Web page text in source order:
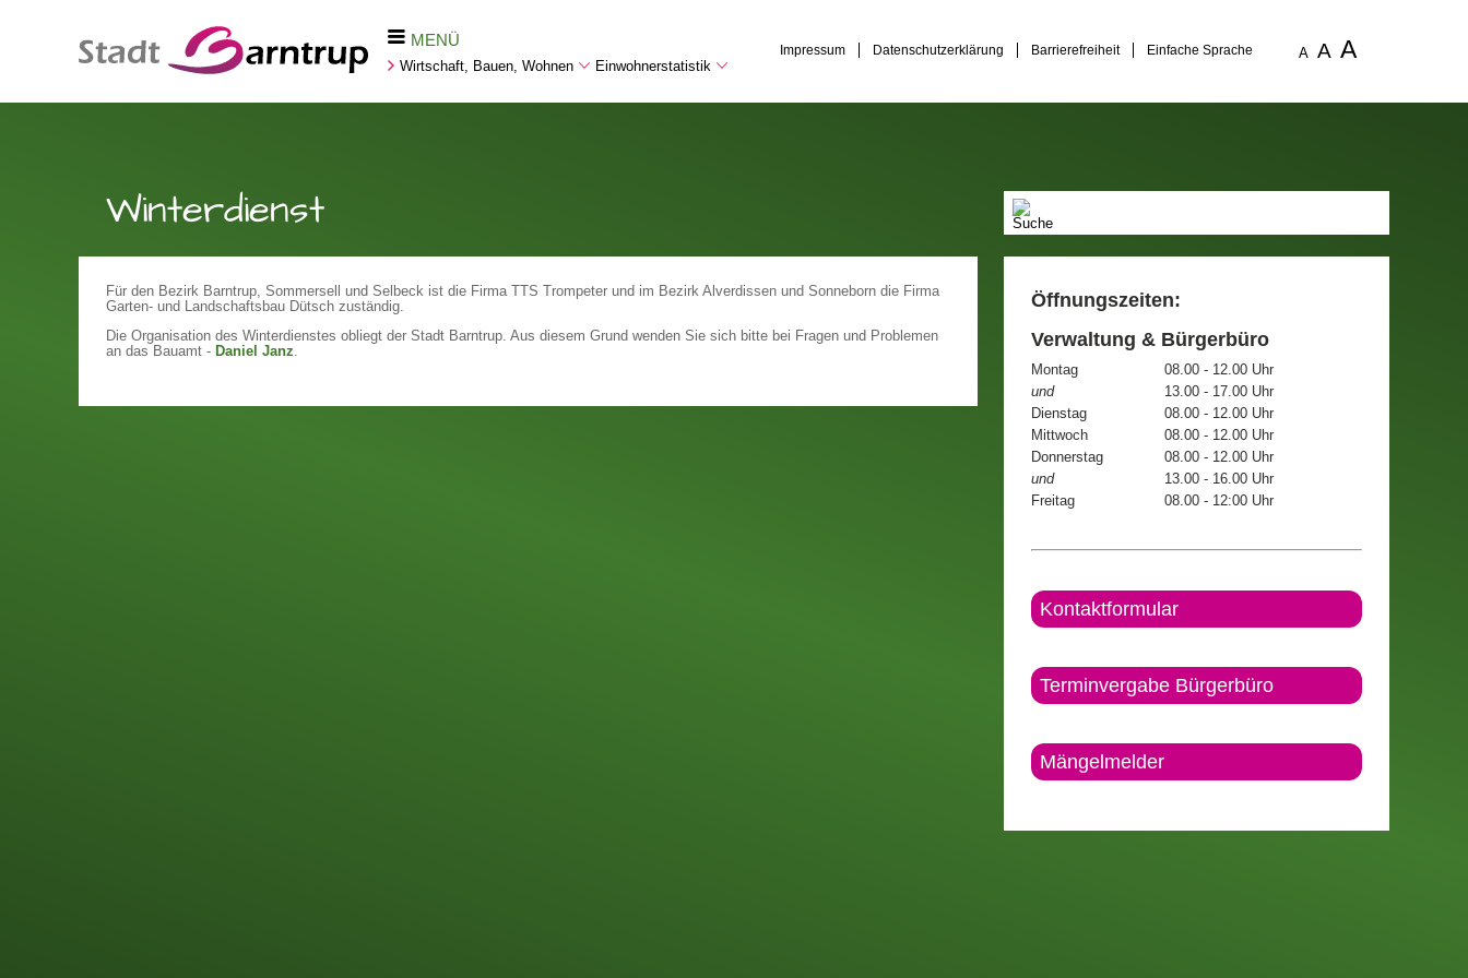
MENÜ
Wirtschaft, Bauen, Wohnen Einwohnerstatistik
Impressum Datenschutzerklärung Barrierefreiheit Einfache Sprache A A A
Winterdienst
Für den Bezirk Barntrup, Sommersell und Selbeck ist die Firma TTS Trompeter und im Bezirk Alverdissen und Sonneborn die Firma
Garten- und Landschaftsbau Dütsch zuständig.
Die Organisation des Winterdienstes obliegt der Stadt Barntrup. Aus diesem Grund wenden Sie sich bitte bei Fragen und Problemen
an das Bauamt - Daniel Janz
Öffnungszeiten:
Verwaltung & Bürgerbüro
Montag
08.00 - 12.00 Uhr
und
13.00 - 17.00 Uhr
Dienstag
08.00 - 12.00 Uhr
Mittwoch
08.00 - 12.00 Uhr
Donnerstag
08.00 - 12.00 Uhr
und
13.00 - 16.00 Uhr
Freitag
08.00 - 12:00 Uhr
Kontaktformular
Terminvergabe Bürgerbüro
Mängelmelder